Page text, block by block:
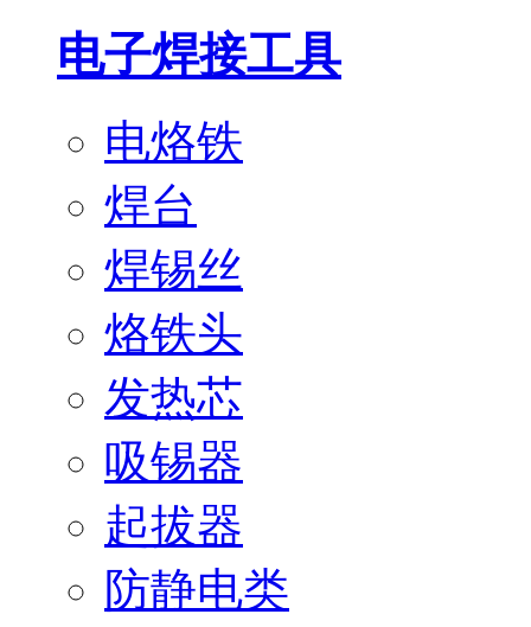
电子焊接工具
电烙铁
焊台
焊锡丝
烙铁头
发热芯
吸锡器
起拔器
防静电类